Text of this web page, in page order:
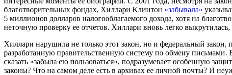
благотворительных фондах, Хиллари Клинтон «забывала»
5 миллионов долларов налогооблагаемого дохода, хотя на
неточную проверку ее отчетов. Хиллари вновь легко
Хиллари нарушила не только этот закон, но и федеральный
разработанную правительственную систему по обмену
сказать «забыла ею пользоваться», подразумевает особенную
законы? Что на самом деле есть в архивах ее личной почты? И